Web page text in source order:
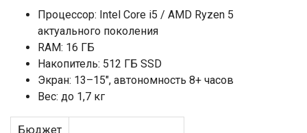
Процессор: Intel Core i5 / AMD Ryzen 5
актуального поколения
RAM: 16 ГБ
Накопитель: 512 ГБ SSD
Экран: 13–15″, автономность 8+ часов
Вес: до 1,7 кг
Бюджет